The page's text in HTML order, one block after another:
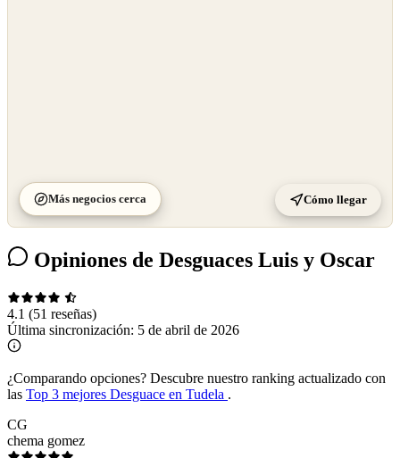
Más negocios cerca Cómo llegar
Opiniones de Desguaces Luis y Oscar
4.1 (51 reseñas)
Última sincronización: 5 de abril de 2026
¿Comparando opciones? Descubre nuestro ranking actualizado con
las Top 3 mejores Desguace en Tudela .
CG
chema gomez